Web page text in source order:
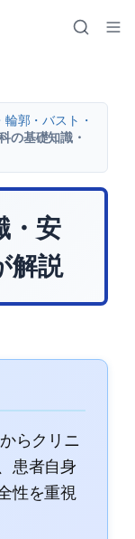
郭・バスト・
の基礎知識・
・安
解説
らクリニ
患者自身
性を重視